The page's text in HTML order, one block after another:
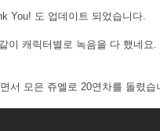
You! 도 업데이트 되었습니다.
이 캐릭터별로 녹음을 다 했네요
서 모은 쥬엘로 20연차를 돌렸습